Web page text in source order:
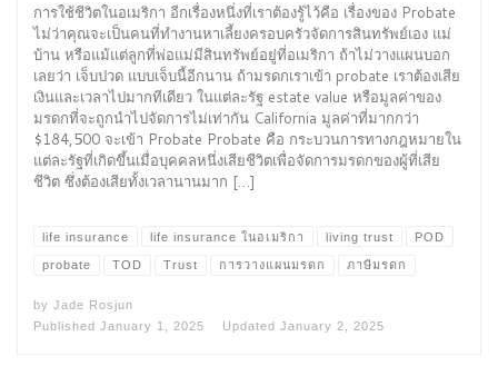
การใช้ชีวิตในอเมริกา อีกเรื่องหนึ่งที่เราต้องรู้ไว้คือ เรื่องของ Probate
ไม่ว่าคุณจะเป็นคนที่ทำงานหาเลี้ยงครอบครัวจัดการสินทรัพย์เอง แม่
บ้าน หรือแม้แต่ลูกที่พ่อแม่มีสินทรัพย์อยู่ที่อเมริกา ถ้าไม่วางแผนบอก
เลยว่า เจ็บปวด แบบเจ็บนี้อีกนาน ถ้ามรดกเราเข้า probate เราต้องเสีย
เงินและเวลาไปมากทีเดียว ในแต่ละรัฐ estate value หรือมูลค่าของ
มรดกที่จะถูกนำไปจัดการไม่เท่ากัน California มูลค่าที่มากกว่า
$184,500 จะเข้า Probate Probate คือ กระบวนการทางกฎหมายใน
แต่ละรัฐที่เกิดขึ้นเมื่อบุคคลหนึ่งเสียชีวิตเพื่อจัดการมรดกของผู้ที่เสีย
ชีวิต ซึ่งต้องเสียทั้งเวลานานมาก […]
life insurance life insurance ในอเมริกา living trust POD
probate TOD Trust การวางแผนมรดก ภาษีมรดก
by Jade Rosjun
Published January 1, 2025 Updated January 2, 2025